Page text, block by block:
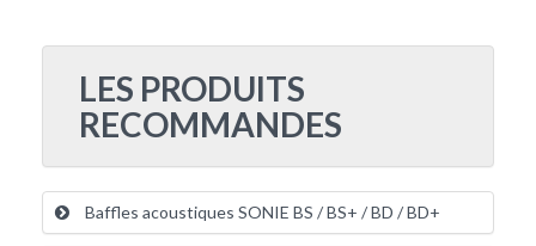
LES PRODUITS
RECOMMANDES
Baffles acoustiques SONIE BS / BS+ / BD / BD+